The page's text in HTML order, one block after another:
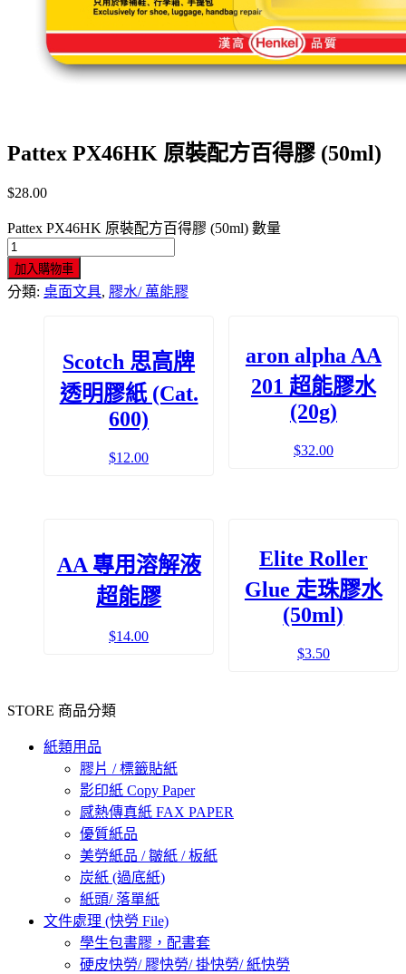
Pattex PX46HK 原裝配方百得膠 (50ml)
$28.00
Pattex PX46HK 原裝配方百得膠 (50ml) 數量
加入購物車
分類: 桌面文具, 膠水/ 萬能膠
Scotch 思高牌
透明膠紙 (Cat.
600)
$12.00
aron alpha AA
201 超能膠水
(20g)
$32.00
AA 專用溶解液
超能膠
$14.00
Elite Roller
Glue 走珠膠水
(50ml)
$3.50
STORE 商品分類
紙類用品
膠片 / 標籤貼紙
影印紙 Copy Paper
感熱傳真紙 FAX PAPER
優質紙品
美勞紙品 / 皺紙 / 板紙
炭紙 (過底紙)
紙頭/ 落單紙
文件處理 (快勞 File)
學生包書膠，配書套
硬皮快勞/ 膠快勞/ 掛快勞/ 紙快勞